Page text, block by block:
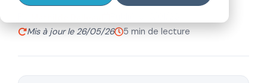
Mis à jour le 26/05/26
5 min de lecture